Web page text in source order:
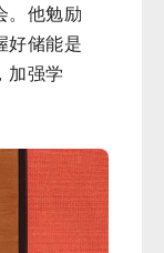
。他勉励
好储能是
加强学